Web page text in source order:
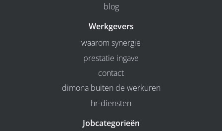
blog
Werkgevers
waarom synergie
prestatie ingave
contact
dimona buiten de werkuren
hr-diensten
Jobcategorieën